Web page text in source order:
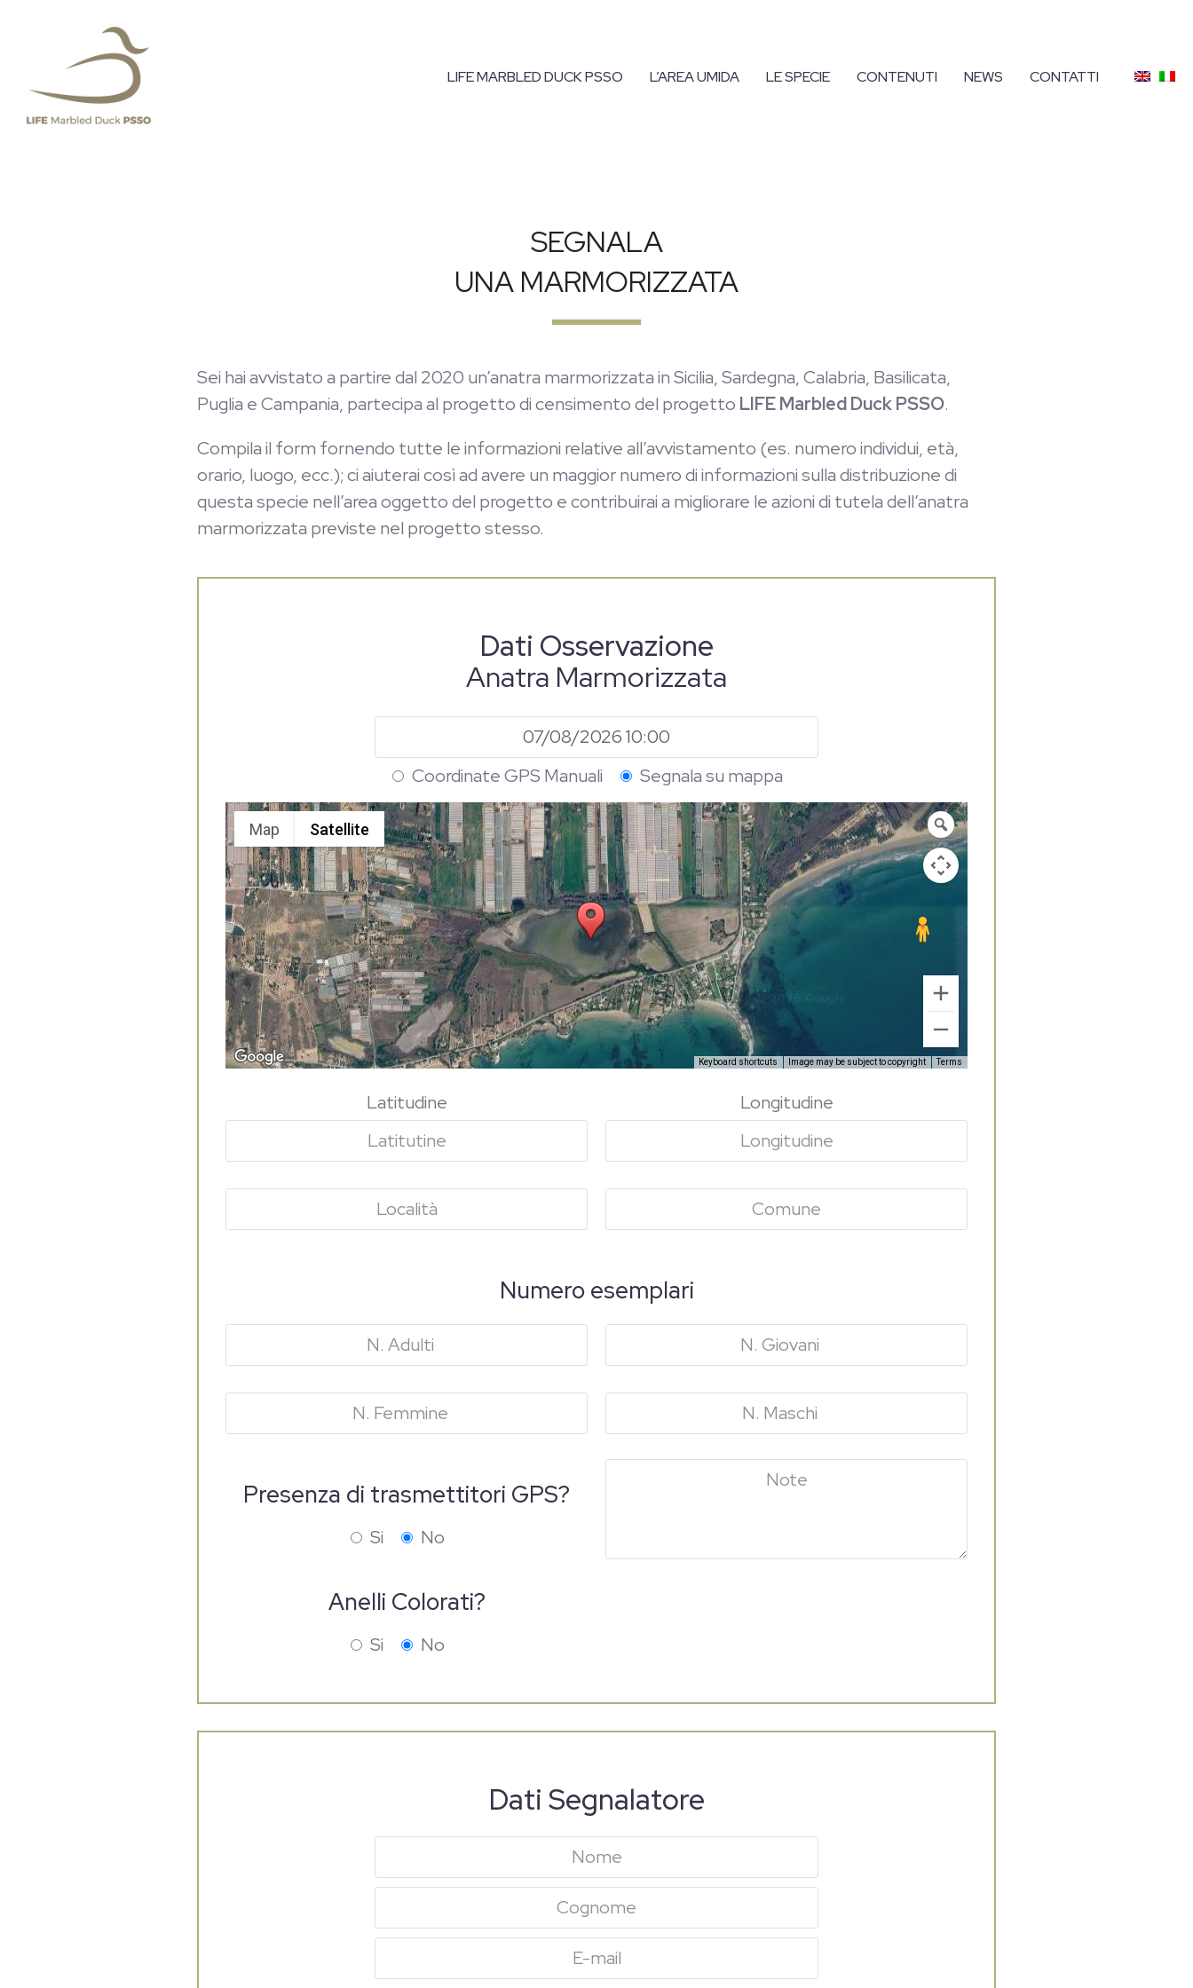
LIFE MARBLED DUCK PSSO L’AREA UMIDA LE SPECIE CONTENUTI NEWS CONTATTI
SEGNALA
UNA MARMORIZZATA
Sei hai avvistato a partire dal 2020 un’anatra marmorizzata in Sicilia, Sardegna, Calabria, Basilicata,
Puglia e Campania, partecipa al progetto di censimento del progetto LIFE Marbled Duck PSSO.
Compila il form fornendo tutte le informazioni relative all’avvistamento (es. numero individui, età,
orario, luogo, ecc.); ci aiuterai così ad avere un maggior numero di informazioni sulla distribuzione di
questa specie nell’area oggetto del progetto e contribuirai a migliorare le azioni di tutela dell’anatra
marmorizzata previste nel progetto stesso.
Dati Osservazione
Anatra Marmorizzata
Coordinate GPS Manuali Segnala su mappa
Map Satellite
Keyboard shortcuts Image may be subject to copyright Terms
Latitudine Longitudine
Numero esemplari
Presenza di trasmettitori GPS?
Si No
Anelli Colorati?
Si No
Dati Segnalatore